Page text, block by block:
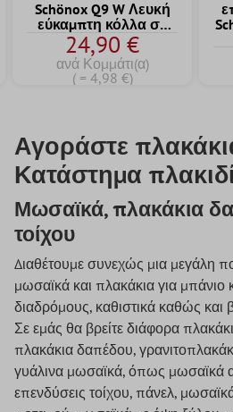
Schönox Q9 W Λευκή
εύκαμπτη κόλλα σε
σκόνη γενικής
χρήσης 5 KG
24,90 €
ανά Κομμάτι(α)
( = 4,98 €)
Αγοράστε
Κατάστημα
Μωσαϊκά, πλακάκια
τοίχου
Διαθέτουμε συνεχώς μια μεγάλη
μωσαϊκά και πλακάκια για μπάνιο
διαδρόμους, καθιστικά καθώς και
Σε εμάς θα βρείτε διάφορα
πλακάκια δαπέδου,
γυάλινα μωσαϊκά, όπως μωσαϊκά
επενδύσεις τοίχου, πάνελ,